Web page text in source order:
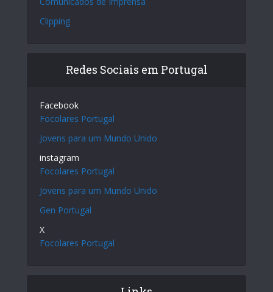
Clipping
Redes Sociais em Portugal
Facebook
Focolares Portugal
Jovens para um Mundo Unido
instagram
Focolares Portugal
Jovens para um Mundo Unido
Gen Portugal
X
Focolares Portugal